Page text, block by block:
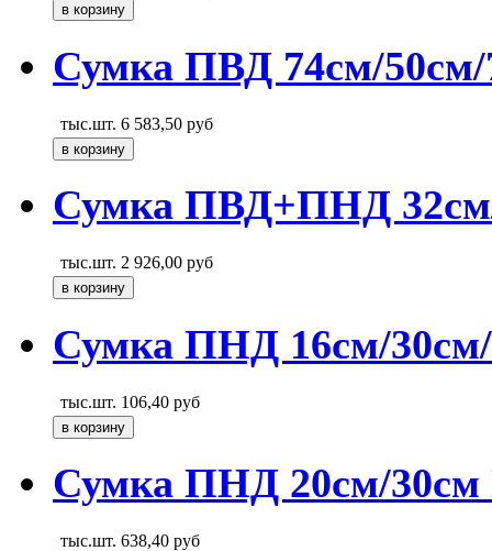
Сумка ПВД 74см/50см/
тыс.шт. 6 583,50 руб
Сумка ПВД+ПНД
тыс.шт. 2 926,00 руб
Сумка ПНД 16см/
тыс.шт. 106,40 руб
Сумка ПНД 20см/30см
тыс.шт. 638,40 руб